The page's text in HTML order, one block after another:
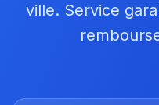
ville. Service